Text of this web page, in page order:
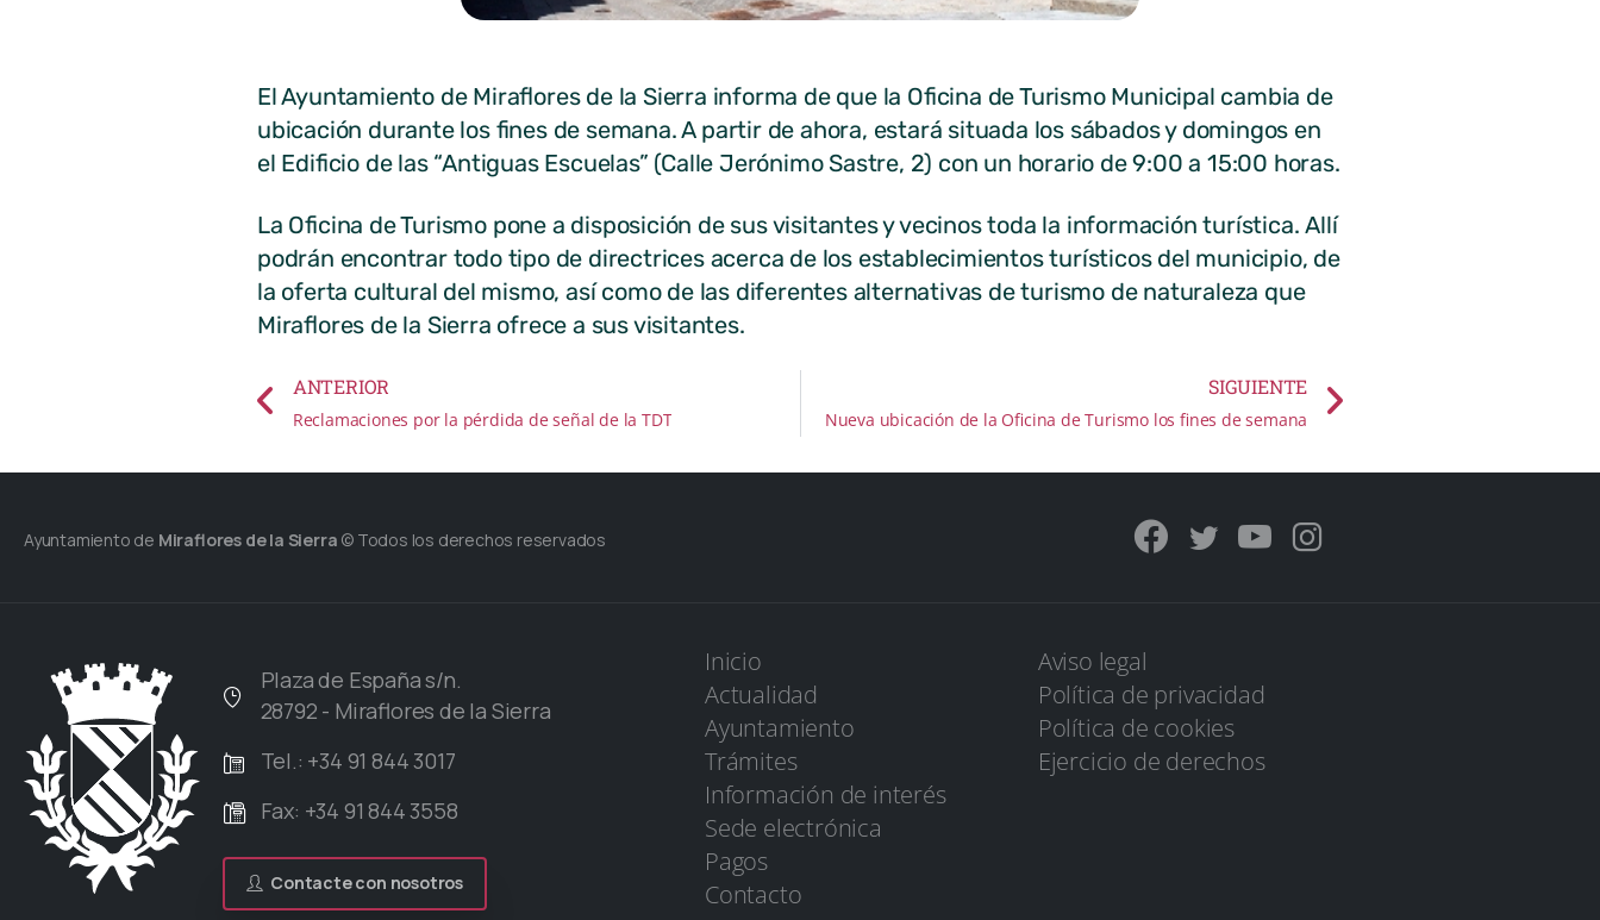
El Ayuntamiento de Miraflores de la Sierra informa de que la Oficina de Turismo Municipal cambia de
ubicación durante los fines de semana. A partir de ahora, estará situada los sábados y domingos en
el Edificio de las “Antiguas Escuelas” (Calle Jerónimo Sastre, 2) con un horario de 9:00 a 15:00 horas.
La Oficina de Turismo pone a disposición de sus visitantes y vecinos toda la información turística. Allí
podrán encontrar todo tipo de directrices acerca de los establecimientos turísticos del municipio, de
la oferta cultural del mismo, así como de las diferentes alternativas de turismo de naturaleza que
Miraflores de la Sierra ofrece a sus visitantes.
ANTERIOR
Reclamaciones por la pérdida de señal de la TDT
SIGUIENTE
Nueva ubicación de la Oficina de Turismo los fines de semana
Ayuntamiento de Miraflores de la Sierra © Todos los derechos reservados
Plaza de España s/n.
28792 - Miraflores de la Sierra
Tel.: +34 91 844 3017
Fax: +34 91 844 3558
Contacte con nosotros
Inicio
Actualidad
Ayuntamiento
Trámites
Información de interés
Sede electrónica
Pagos
Contacto
Aviso legal
Política de privacidad
Política de cookies
Ejercicio de derechos